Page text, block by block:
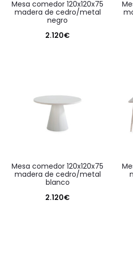
mesa comedor 120x120x75
madera de cedro/metal
negro
2.120€
mesa comedor 180x90x76
mesa comedor 120x120x75
madera de cedro/metal
blanco
2.120€
mesa comedor 180x90x76